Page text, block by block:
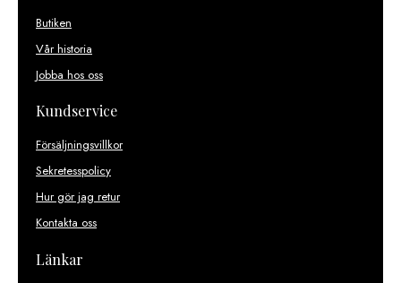
Butiken
Vår historia
Jobba hos oss
Kundservice
Försäljningsvillkor
Sekretesspolicy
Hur gör jag retur
Kontakta oss
Länkar